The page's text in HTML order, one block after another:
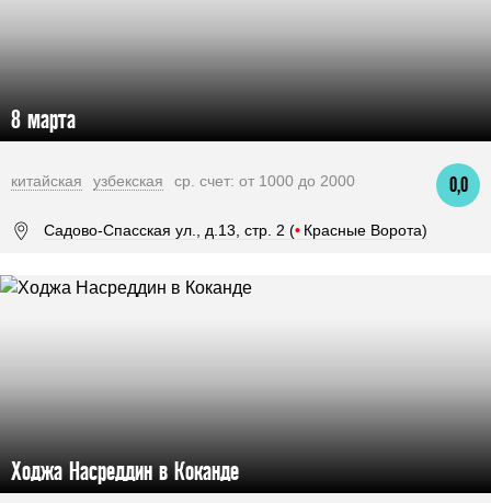
8 марта
0,0
китайская узбекская ср. счет: от 1000 до 2000
Садово-Спасская ул., д.13, стр. 2 (• Красные Ворота)
Ходжа Насреддин в Коканде